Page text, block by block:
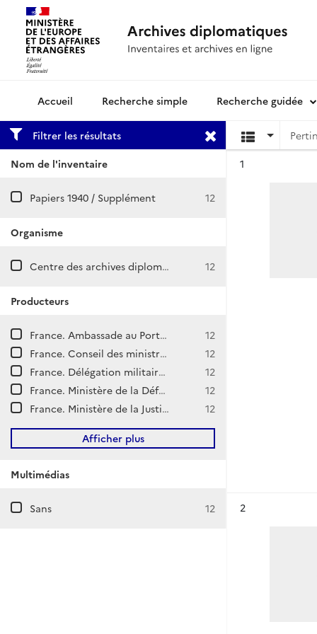
Archives diplomatiquesRecherche simple Recherche guidée
Filtrer les résultats
Nom de l'inventaire
Papiers 1940 / Supplément 12
Organisme
Centre des archives diplomatiques de La Courneuve 12
Producteurs
France. Ambassade au Portugal (Lisbonne)
12
France. Conseil des ministres. Cabinet du président. Philippe Pétain.
12
France. Délégation militaire française en Union soviétique.
12
France. Ministère de la Défense nationale. État-major général de la Défense nationale.
12
France. Ministère de la Justice. Haute Cour de Justice.
12
Afficher plus
Multimédias
Sans 12
1
2